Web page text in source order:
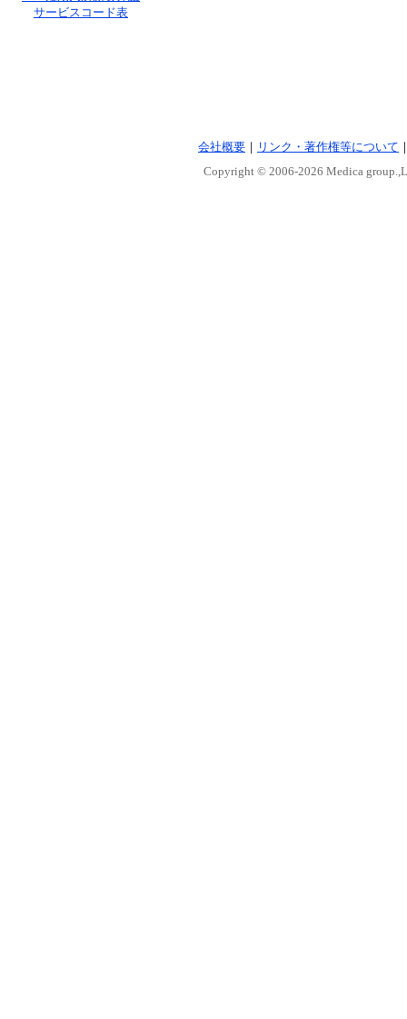
サービスコード表
会社概要 ｜ リンク・著作権等について
Copyright © 2006-2026 Medica